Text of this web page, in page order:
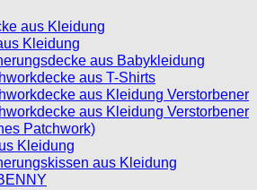
aus Kleidung
Kleidung
aus Babykleidung
aus T-Shirts
aus Kleidung Verstorbener
aus Kleidung Verstorbener
Patchwork)
Kleidung
aus Kleidung